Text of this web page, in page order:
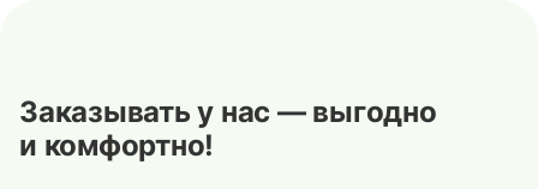
Заказывать у нас — выгодно
и комфортно!